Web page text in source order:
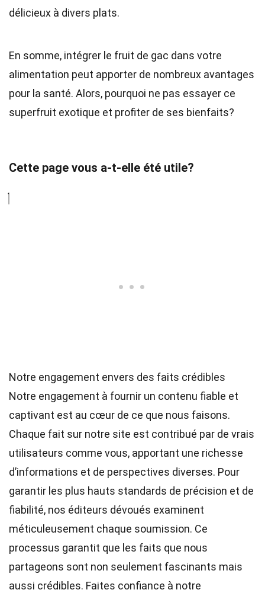
délicieux à divers plats.
En somme, intégrer le fruit de gac dans votre
alimentation peut apporter de nombreux avantages
pour la santé. Alors, pourquoi ne pas essayer ce
superfruit exotique et profiter de ses bienfaits?
Cette page vous a-t-elle été utile?
Notre engagement envers des faits crédibles
Notre engagement à fournir un contenu fiable et
captivant est au cœur de ce que nous faisons.
Chaque fait sur notre site est contribué par de vrais
utilisateurs comme vous, apportant une richesse
d’informations et de perspectives diverses. Pour
garantir les plus hauts standards de précision et de
fiabilité, nos éditeurs dévoués examinent
méticuleusement chaque soumission. Ce
processus garantit que les faits que nous
partageons sont non seulement fascinants mais
aussi crédibles. Faites confiance à notre